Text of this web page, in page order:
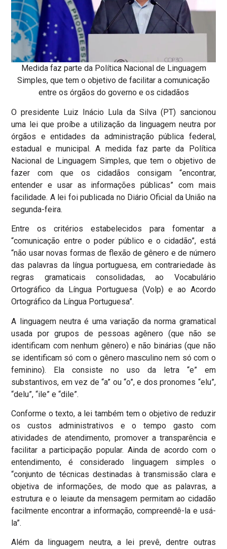
Medida faz parte da Política Nacional de Linguagem
Simples, que tem o objetivo de facilitar a comunicação
entre os órgãos do governo e os cidadãos
O presidente Luiz Inácio Lula da Silva (PT) sancionou
uma lei que proíbe a utilização da linguagem neutra por
órgãos e entidades da administração pública federal,
estadual e municipal. A medida faz parte da Política
Nacional de Linguagem Simples, que tem o objetivo de
fazer com que os cidadãos consigam “encontrar,
entender e usar as informações públicas” com mais
facilidade. A lei foi publicada no Diário Oficial da União na
segunda-feira.
Entre os critérios estabelecidos para fomentar a
“comunicação entre o poder público e o cidadão”, está
“não usar novas formas de flexão de gênero e de número
das palavras da língua portuguesa, em contrariedade às
regras gramaticais consolidadas, ao Vocabulário
Ortográfico da Língua Portuguesa (Volp) e ao Acordo
Ortográfico da Língua Portuguesa”.
A linguagem neutra é uma variação da norma gramatical
usada por grupos de pessoas agênero (que não se
identificam com nenhum gênero) e não binárias (que não
se identificam só com o gênero masculino nem só com o
feminino). Ela consiste no uso da letra “e” em
substantivos, em vez de “a” ou “o”, e dos pronomes “elu”,
“delu”, “ile” e “dile”.
Conforme o texto, a lei também tem o objetivo de reduzir
os custos administrativos e o tempo gasto com
atividades de atendimento, promover a transparência e
facilitar a participação popular. Ainda de acordo com o
entendimento, é considerado linguagem simples o
“conjunto de técnicas destinadas à transmissão clara e
objetiva de informações, de modo que as palavras, a
estrutura e o leiaute da mensagem permitam ao cidadão
facilmente encontrar a informação, compreendê-la e usá-
la”.
Além da linguagem neutra, a lei prevê, dentre outras